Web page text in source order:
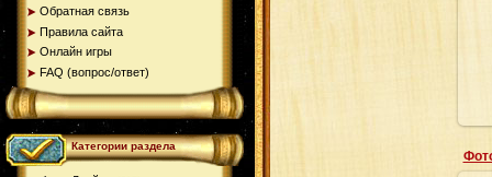
Обратная связь
Правила сайта
Онлайн игры
FAQ (вопрос/ответ)
Категории раздела